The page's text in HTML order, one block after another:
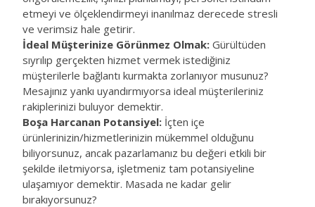
etmeyi ve ölçeklendirmeyi inanılmaz derecede stresli
ve verimsiz hale getirir.
İdeal Müşterinize Görünmez Olmak: Gürültüden
sıyrılıp gerçekten hizmet vermek istediğiniz
müşterilerle bağlantı kurmakta zorlanıyor musunuz?
Mesajınız yankı uyandırmıyorsa ideal müşterileriniz
rakiplerinizi buluyor demektir.
Boşa Harcanan Potansiyel: İçten içe
ürünlerinizin/hizmetlerinizin mükemmel olduğunu
biliyorsunuz, ancak pazarlamanız bu değeri etkili bir
şekilde iletmiyorsa, işletmeniz tam potansiyeline
ulaşamıyor demektir. Masada ne kadar gelir
bırakıyorsunuz?